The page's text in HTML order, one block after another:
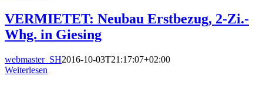
VERMIETET: Neubau Erstbezug, 2-Zi.-
Whg. in Giesing
webmaster_SH2016-10-03T21:17:07+02:00
Weiterlesen